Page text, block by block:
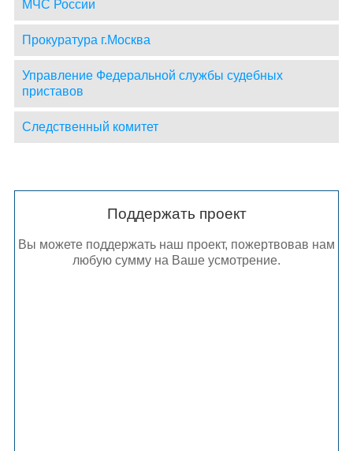
МЧС России
Прокуратура г.Москва
Управление Федеральной службы судебных
приставов
Следственный комитет
Поддержать проект
Вы можете поддержать наш проект, пожертвовав нам
любую сумму на Ваше усмотрение.